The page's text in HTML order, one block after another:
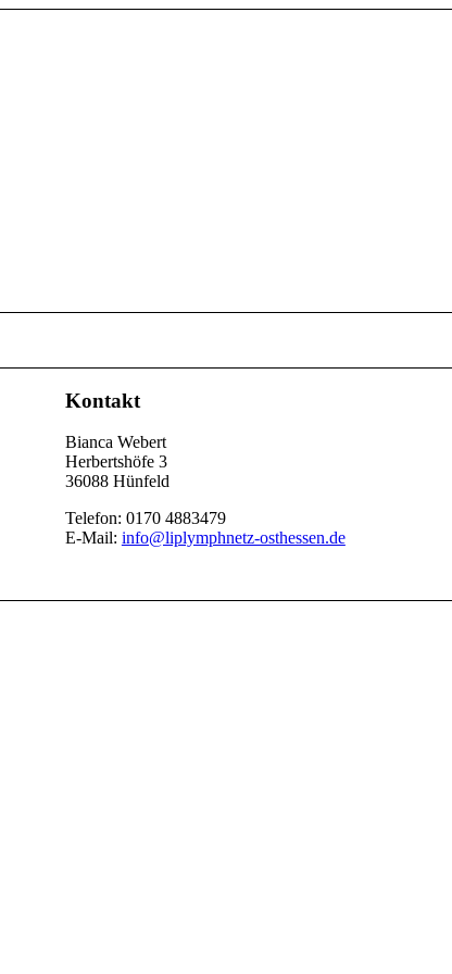
Kontakt
Bianca Webert
Herbertshöfe 3
36088 Hünfeld
Telefon: 0170 4883479
E-Mail: info@liplymphnetz-osthessen.de